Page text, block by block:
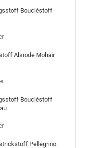
Boucléstoff
Alsrode Mohair
Boucléstoff
Pellegrino